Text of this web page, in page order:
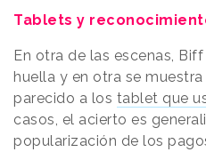
Tablets y
En otra de las escenas,
huella y en otra se
parecido a los tablet que
casos, el acierto es
popularización de los